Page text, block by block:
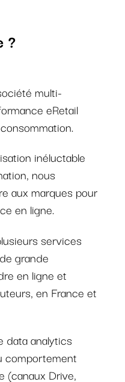
?
multi-
eRetail
inéluctable
nous
aux marques pour
en ligne.
services
grande
en ligne et
en France et
data analytics
comportement
(canaux Drive,